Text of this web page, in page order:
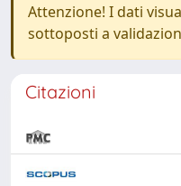
Attenzione! I dati
sottoposti a
Citazioni